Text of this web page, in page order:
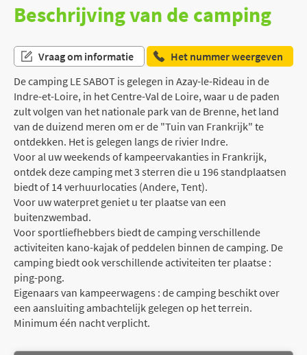
Beschrijving van de camping
Vraag om informatie
Het nummer weergeven
De camping LE SABOT is gelegen in Azay-le-Rideau in de
Indre-et-Loire, in het Centre-Val de Loire, waar u de paden
zult volgen van het nationale park van de Brenne, het land
van de duizend meren om er de "Tuin van Frankrijk" te
ontdekken. Het is gelegen langs de rivier Indre.
Voor al uw weekends of kampeervakanties in Frankrijk,
ontdek deze camping met 3 sterren die u 196 standplaatsen
biedt of 14 verhuurlocaties (Andere, Tent).
Voor uw waterpret geniet u ter plaatse van een
buitenzwembad.
Voor sportliefhebbers biedt de camping verschillende
activiteiten kano-kajak of peddelen binnen de camping. De
camping biedt ook verschillende activiteiten ter plaatse :
ping-pong.
Eigenaars van kampeerwagens : de camping beschikt over
een aansluiting ambachtelijk gelegen op het terrein.
Minimum één nacht verplicht.